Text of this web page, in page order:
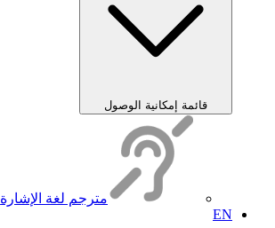
قائمة إمكانية الوصول
مترجم لغة الإشارة
EN